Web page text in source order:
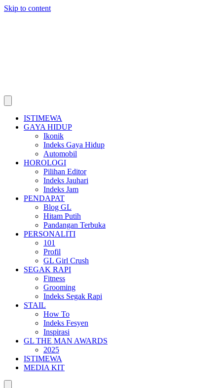
Skip to content
ISTIMEWA
GAYA HIDUP
Ikonik
Indeks Gaya Hidup
Automobil
HOROLOGI
Pilihan Editor
Indeks Jauhari
Indeks Jam
PENDAPAT
Blog GL
Hitam Putih
Pandangan Terbuka
PERSONALITI
101
Profil
GL Girl Crush
SEGAK RAPI
Fitness
Grooming
Indeks Segak Rapi
STAIL
How To
Indeks Fesyen
Inspirasi
GL THE MAN AWARDS
2025
ISTIMEWA
MEDIA KIT